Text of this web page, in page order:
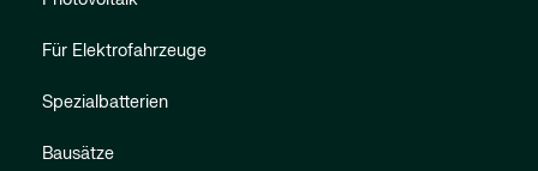
Für Elektrofahrzeuge
Spezialbatterien
Bausätze